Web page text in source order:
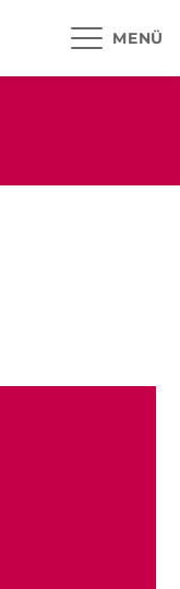
MENÜ